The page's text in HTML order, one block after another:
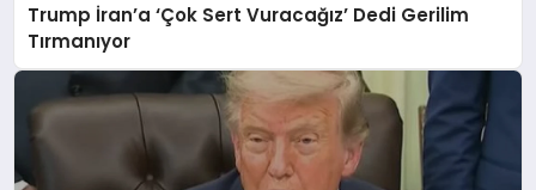
Trump İran’a ‘Çok Sert Vuracağız’ Dedi Gerilim
Tırmanıyor